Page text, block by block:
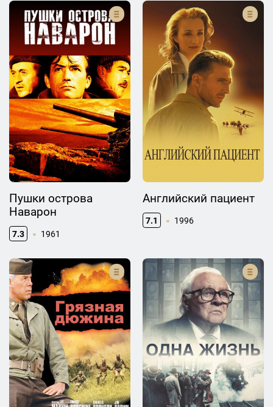
Пушки острова
Наварон
7.3 1961
Английский пациент
7.1 1996